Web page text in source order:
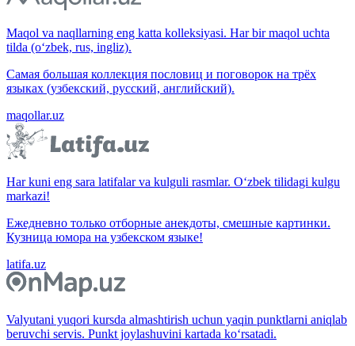
Maqol va naqllarning eng katta kolleksiyasi. Har bir maqol uchta
tilda (o‘zbek, rus, ingliz).
Самая большая коллекция пословиц и поговорок на трёх
языках (узбекский, русский, английский).
maqollar.uz
Har kuni eng sara latifalar va kulguli rasmlar. O‘zbek tilidagi kulgu
markazi!
Ежедневно только отборные анекдоты, смешные картинки.
Кузница юмора на узбекском языке!
latifa.uz
Valyutani yuqori kursda almashtirish uchun yaqin punktlarni aniqlab
beruvchi servis. Punkt joylashuvini kartada ko‘rsatadi.